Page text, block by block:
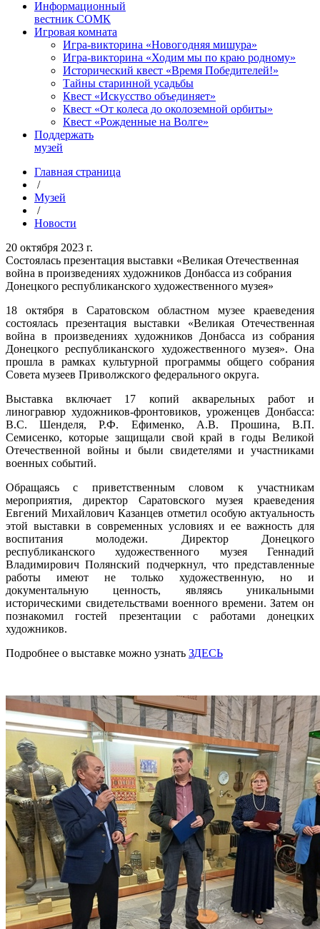
Информационный
вестник СОМК
Игровая комната
Игра-викторина «Новогодняя мишура»
Игра-викторина «Ходим мы по краю родному»
Исторический квест «Время Победителей!»
Тайны старинной усадьбы
Квест «Искусство объединяет»
Квест «От колеса до околоземной орбиты»
Квест «Рожденные на Волге»
Поддержать
музей
Главная страница
/
Музей
/
Новости
20 октября 2023 г.
Состоялась презентация выставки «Великая Отечественная
война в произведениях художников Донбасса из собрания
Донецкого республиканского художественного музея»
18 октября в Саратовском областном музее краеведения
состоялась презентация выставки «Великая Отечественная
война в произведениях художников Донбасса из собрания
Донецкого республиканского художественного музея». Она
прошла в рамках культурной программы общего собрания
Совета музеев Приволжского федерального округа.
Выставка включает 17 копий акварельных работ и
линогравюр художников-фронтовиков, уроженцев Донбасса:
В.С. Шенделя, Р.Ф. Ефименко, А.В. Прошина, В.П.
Семисенко, которые защищали свой край в годы Великой
Отечественной войны и были свидетелями и участниками
военных событий.
Обращаясь с приветственным словом к участникам
мероприятия, директор Саратовского музея краеведения
Евгений Михайлович Казанцев отметил особую актуальность
этой выставки в современных условиях и ее важность для
воспитания молодежи. Директор Донецкого
республиканского художественного музея Геннадий
Владимирович Полянский подчеркнул, что представленные
работы имеют не только художественную, но и
документальную ценность, являясь уникальными
историческими свидетельствами военного времени. Затем он
познакомил гостей презентации с работами донецких
художников.
Подробнее о выставке можно узнать ЗДЕСЬ